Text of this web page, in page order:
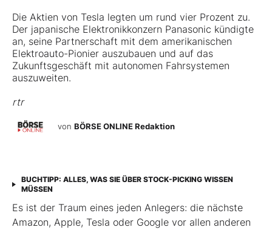
Die Aktien von Tesla legten um rund vier Prozent zu.
Der japanische Elektronikkonzern Panasonic kündigte
an, seine Partnerschaft mit dem amerikanischen
Elektroauto-Pionier auszubauen und auf das
Zukunftsgeschäft mit autonomen Fahrsystemen
auszuweiten.
rtr
von BÖRSE ONLINE Redaktion
BUCHTIPP: ALLES, WAS SIE ÜBER STOCK-PICKING WISSEN
MÜSSEN
Es ist der Traum eines jeden Anlegers: die nächste
Amazon, Apple, Tesla oder Google vor allen anderen